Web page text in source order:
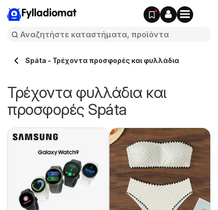
Fylladiomat
Spáta - Τρέχοντα προσφορές και φυλλάδια
Τρέχοντα φυλλάδια και
προσφορές Spáta